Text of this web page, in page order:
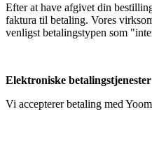
Efter at have afgivet din
faktura til betaling. Vores
venligst betalingstypen som
Elektroniske betalingstjenester
Vi accepterer betaling med